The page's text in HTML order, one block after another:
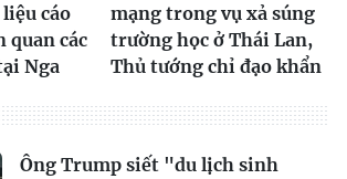
cáo
quan các
Nga
mạng trong vụ xả súng
trường học ở Thái Lan,
Thủ tướng chỉ đạo khẩn
Ông Trump siết "du lịch sinh